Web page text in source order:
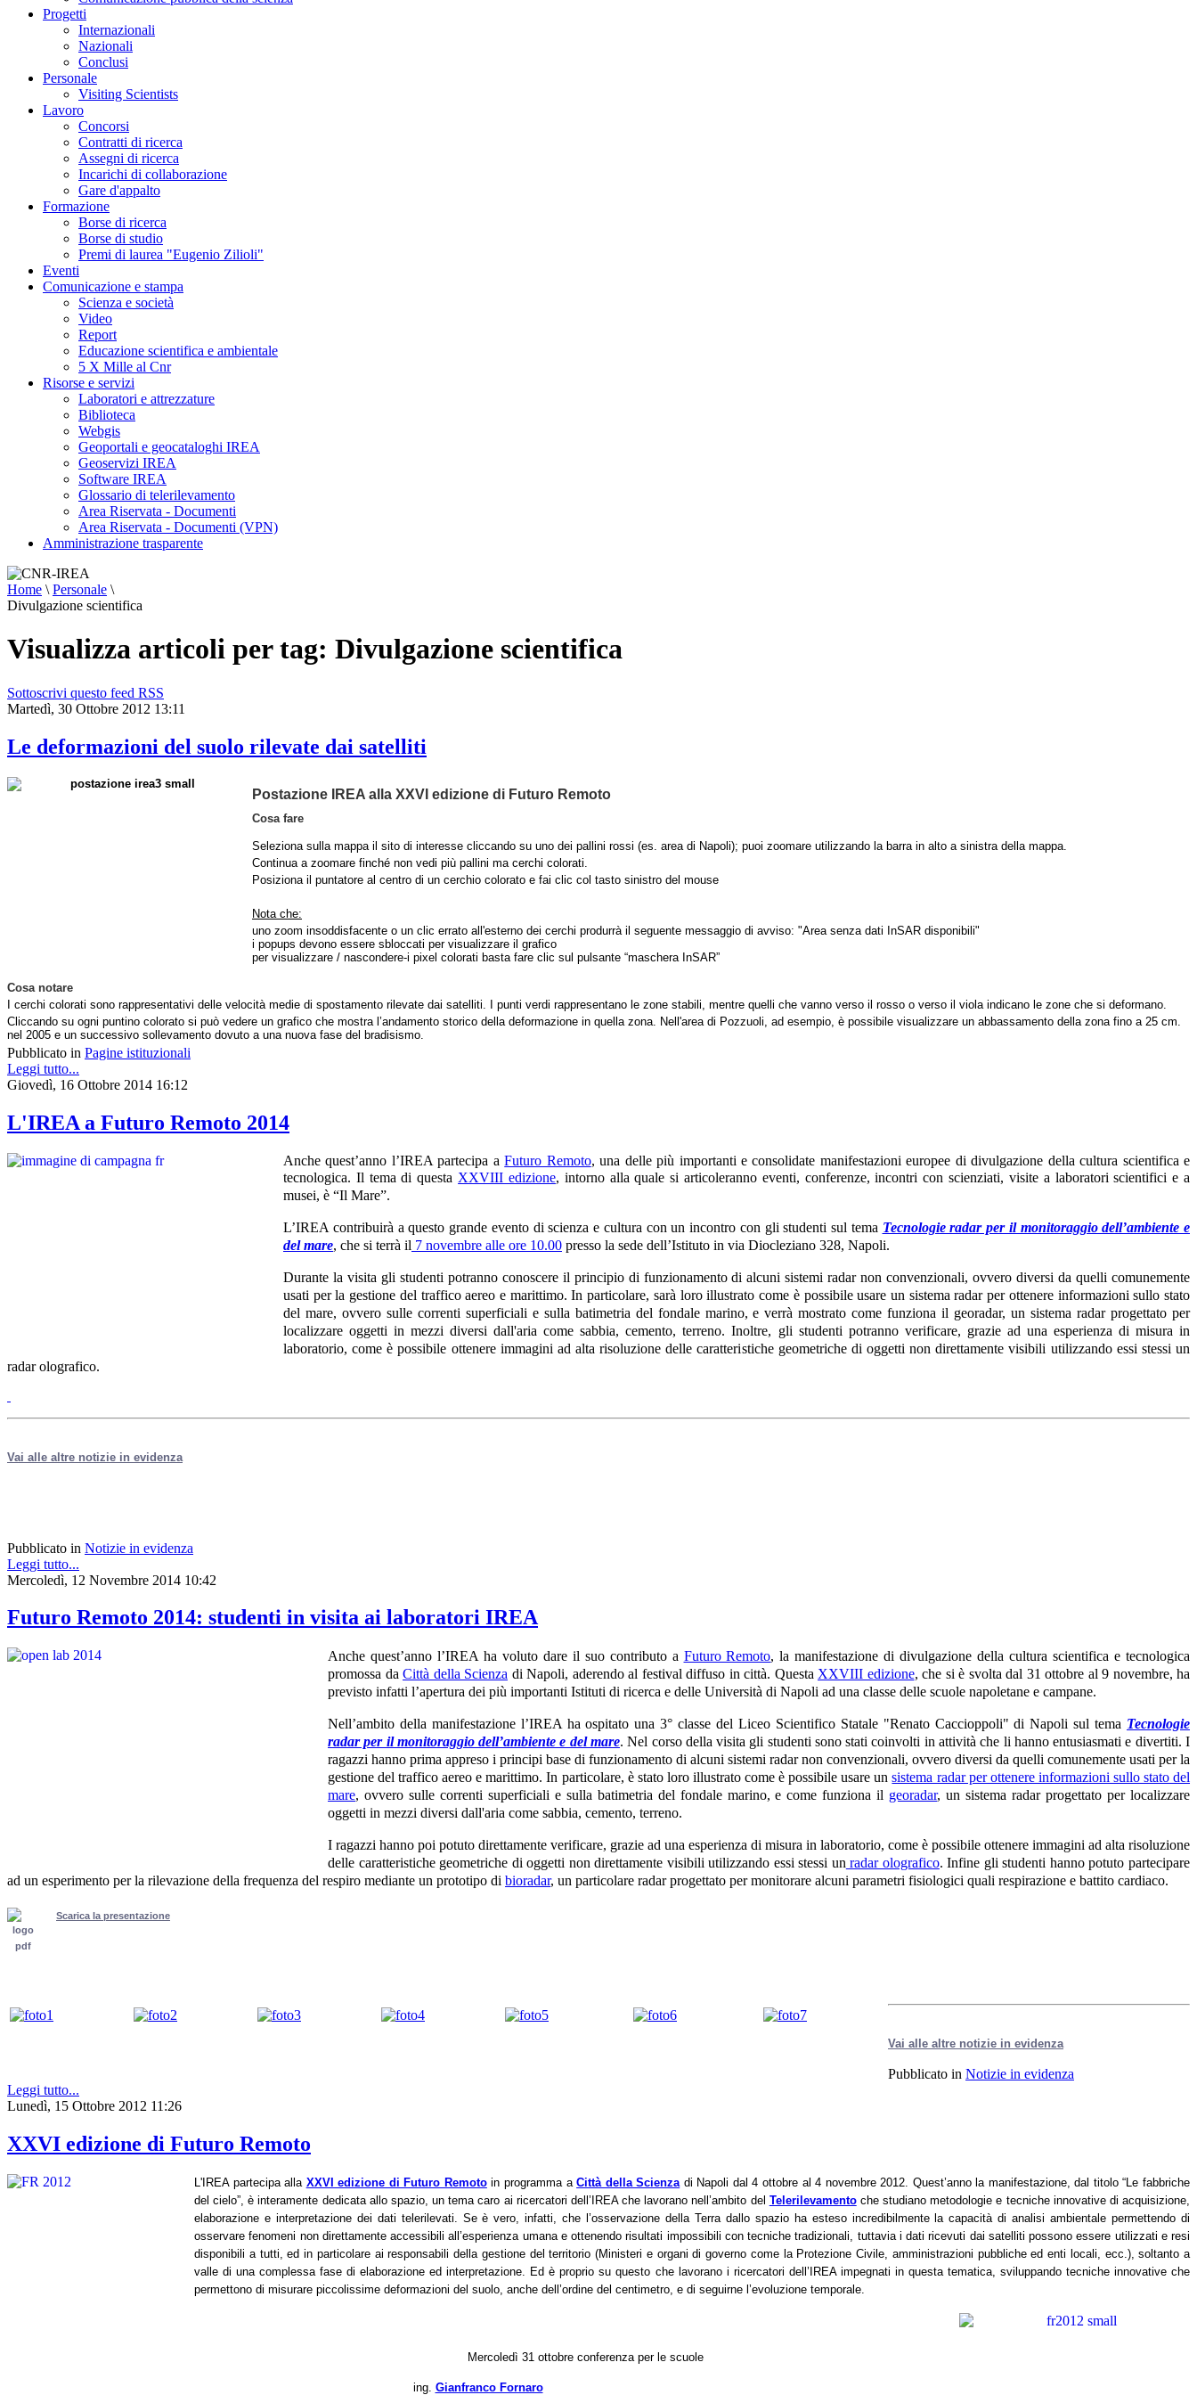
Progetti
Internazionali
Nazionali
Conclusi
Personale
Visiting Scientists
Lavoro
Concorsi
Contratti di ricerca
Assegni di ricerca
Incarichi di collaborazione
Gare d'appalto
Formazione
Borse di ricerca
Borse di studio
Premi di laurea "Eugenio Zilioli"
Eventi
Comunicazione e stampa
Scienza e società
Video
Report
Educazione scientifica e ambientale
5 X Mille al Cnr
Risorse e servizi
Laboratori e attrezzature
Biblioteca
Webgis
Geoportali e geocataloghi IREA
Geoservizi IREA
Software IREA
Glossario di telerilevamento
Area Riservata - Documenti
Area Riservata - Documenti (VPN)
Amministrazione trasparente
Home \ Personale \
Divulgazione scientifica
Visualizza articoli per tag: Divulgazione scientifica
Sottoscrivi questo feed RSS
Martedì, 30 Ottobre 2012 13:11
Le deformazioni del suolo rilevate dai satelliti
Postazione IREA alla XXVI edizione di Futuro Remoto
Cosa fare
Seleziona sulla mappa il sito di interesse cliccando su uno dei pallini rossi (es. area di Napoli); puoi zoomare utilizzando la barra in alto a sinistra della mappa.
Continua a zoomare finché non vedi più pallini ma cerchi colorati.
Posiziona il puntatore al centro di un cerchio colorato e fai clic col tasto sinistro del mouse
Nota che:
uno zoom insoddisfacente o un clic errato all'esterno dei cerchi produrrà il seguente messaggio di avviso: "Area senza dati InSAR disponibili"
i popups devono essere sbloccati per visualizzare il grafico
per visualizzare / nascondere-i pixel colorati basta fare clic sul pulsante “maschera InSAR”
Cosa notare
I cerchi colorati sono rappresentativi delle velocità medie di spostamento rilevate dai satelliti. I punti verdi rappresentano le zone stabili, mentre quelli che vanno verso il rosso o verso il viola indicano le zone che si deformano.
Cliccando su ogni puntino colorato si può vedere un grafico che mostra l’andamento storico della deformazione in quella zona. Nell'area di Pozzuoli, ad esempio, è possibile visualizzare un abbassamento della zona fino a 25 cm.
nel 2005 e un successivo sollevamento dovuto a una nuova fase del bradisismo.
Pubblicato in Pagine istituzionali
Leggi tutto...
Giovedì, 16 Ottobre 2014 16:12
L'IREA a Futuro Remoto 2014
Anche quest’anno l’IREA partecipa aFuturo Remoto, una delle più importanti e consolidate manifestazioni europee di divulgazione della cultura scientifica e
tecnologica. Il tema di questa XXVIII edizione, intorno alla quale si articoleranno eventi, conferenze, incontri con scienziati, visite a laboratori scientifici e a
musei, è “Il Mare”.
L’IREA contribuirà a questo grande evento di scienza e cultura con un incontro con gli studenti sul tema Tecnologie radar per il monitoraggio dell’ambiente e
del mare, che si terrà il 7 novembre alle ore 10.00 presso la sede dell’Istituto in via Diocleziano 328, Napoli.
Durante la visita gli studenti potranno conoscere il principio di funzionamento di alcuni sistemi radar non convenzionali, ovvero diversi da quelli comunemente
usati per la gestione del traffico aereo e marittimo. In particolare, sarà loro illustrato come è possibile usare un sistema radar per ottenere informazioni sullo stato
del mare, ovvero sulle correnti superficiali e sulla batimetria del fondale marino, e verrà mostrato come funziona il georadar, un sistema radar progettato per
localizzare oggetti in mezzi diversi dall'aria come sabbia, cemento, terreno. Inoltre, gli studenti potranno verificare, grazie ad una esperienza di misura in
laboratorio, come è possibile ottenere immagini ad alta risoluzione delle caratteristiche geometriche di oggetti non direttamente visibili utilizzando essi stessi un
radar olografico.
Vai alle altre notizie in evidenza
Pubblicato in Notizie in evidenza
Leggi tutto...
Mercoledì, 12 Novembre 2014 10:42
Futuro Remoto 2014: studenti in visita ai laboratori IREA
Anche quest’anno l’IREA ha voluto dare il suo contributo a Futuro Remoto, la manifestazione di divulgazione della cultura scientifica e tecnologica
promossa da Città della Scienza di Napoli, aderendo al festival diffuso in città. Questa XXVIII edizione, che si è svolta dal 31 ottobre al 9 novembre, ha
previsto infatti l’apertura dei più importanti Istituti di ricerca e delle Università di Napoli ad una classe delle scuole napoletane e campane.
Nell’ambito della manifestazione l’IREA ha ospitato una 3° classe del Liceo Scientifico Statale "Renato Caccioppoli" di Napoli sul tema Tecnologie
radar per il monitoraggio dell’ambiente e del mare. Nel corso della visita gli studenti sono stati coinvolti in attività che li hanno entusiasmati e divertiti. I
ragazzi hanno prima appreso i principi base di funzionamento di alcuni sistemi radar non convenzionali, ovvero diversi da quelli comunemente usati per la
gestione del traffico aereo e marittimo. In particolare, è stato loro illustrato come è possibile usare unsistema radar per ottenere informazioni sullo stato del
mare, ovvero sulle correnti superficiali e sulla batimetria del fondale marino, e come funziona il georadar, un sistema radar progettato per localizzare
oggetti in mezzi diversi dall'aria come sabbia, cemento, terreno.
I ragazzi hanno poi potuto direttamente verificare, grazie ad una esperienza di misura in laboratorio, come è possibile ottenere immagini ad alta risoluzione
delle caratteristiche geometriche di oggetti non direttamente visibili utilizzando essi stessi un radar olografico. Infine gli studenti hanno potuto partecipare
ad un esperimento per la rilevazione della frequenza del respiro mediante un prototipo di bioradar, un particolare radar progettato per monitorare alcuni parametri fisiologici quali respirazione e battito cardiaco.
Scarica la presentazione
Vai alle altre notizie in evidenza
Pubblicato in Notizie in evidenza
Leggi tutto...
Lunedì, 15 Ottobre 2012 11:26
XXVI edizione di Futuro Remoto
L'IREA partecipa alla XXVI edizione di Futuro Remotoin programma aCittà della Scienzadi Napoli dal 4 ottobre al 4 novembre 2012. Quest’anno la manifestazione, dal titolo “Le fabbriche
del cielo”, è interamente dedicata allo spazio, un tema caro ai ricercatori dell’IREA che lavorano nell’ambito del Telerilevamentoche studiano metodologie e tecniche innovative di acquisizione,
elaborazione e interpretazione dei dati telerilevati. Se è vero, infatti, che l’osservazione della Terra dallo spazio ha esteso incredibilmente la capacità di analisi ambientale permettendo di
osservare fenomeni non direttamente accessibili all’esperienza umana e ottenendo risultati impossibili con tecniche tradizionali, tuttavia i dati ricevuti dai satelliti possono essere utilizzati e resi
disponibili a tutti, ed in particolare ai responsabili della gestione del territorio (Ministeri e organi di governo come la Protezione Civile, amministrazioni pubbliche ed enti locali, ecc.), soltanto a
valle di una complessa fase di elaborazione ed interpretazione. Ed è proprio su questo che lavorano i ricercatori dell’IREA impegnati in questa tematica, sviluppando tecniche innovative che
permettono di misurare piccolissime deformazioni del suolo, anche dell’ordine del centimetro, e di seguirne l’evoluzione temporale.
Mercoledì 31 ottobre conferenza per le scuole
ing. Gianfranco Fornaro